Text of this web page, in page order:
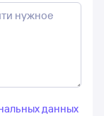
данных